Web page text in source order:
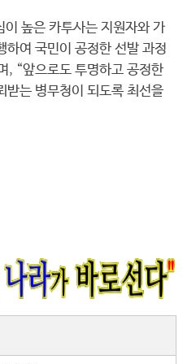
높은 카투사는 지원자와 가
하여 국민이 공정한 선발 과정
, “앞으로도 투명하고 공정한
받는 병무청이 되도록 최선을